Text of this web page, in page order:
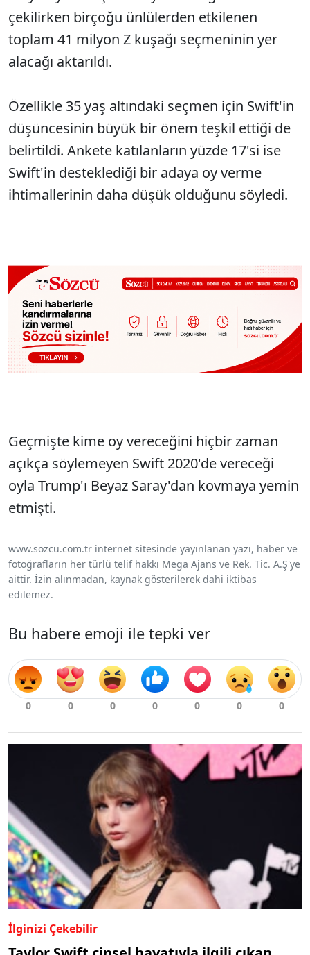
çekilirken birçoğu ünlülerden etkilenen
toplam 41 milyon Z kuşağı seçmeninin yer
alacağı aktarıldı.
Özellikle 35 yaş altındaki seçmen için Swift'in
düşüncesinin büyük bir önem teşkil ettiği de
belirtildi. Ankete katılanların yüzde 17'si ise
Swift'in desteklediği bir adaya oy verme
ihtimallerinin daha düşük olduğunu söyledi.
Geçmişte kime oy vereceğini hiçbir zaman
açıkça söylemeyen Swift 2020'de vereceği
oyla Trump'ı Beyaz Saray'dan kovmaya yemin
etmişti.
www.sozcu.com.tr internet sitesinde yayınlanan yazı, haber ve
fotoğrafların her türlü telif hakkı Mega Ajans ve Rek. Tic. A.Ş'ye
aittir. İzin alınmadan, kaynak gösterilerek dahi iktibas
edilemez.
Bu habere emoji ile tepki ver
İlginizi Çekebilir